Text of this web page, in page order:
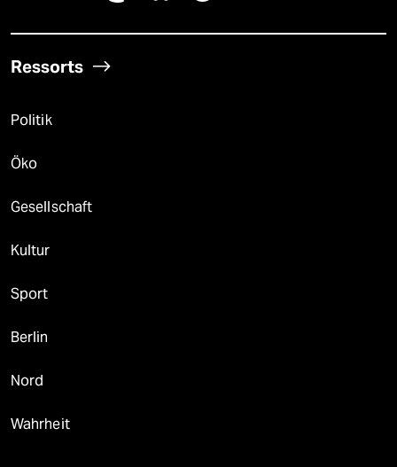
Ressorts
Politik
Öko
Gesellschaft
Kultur
Sport
Berlin
Nord
Wahrheit